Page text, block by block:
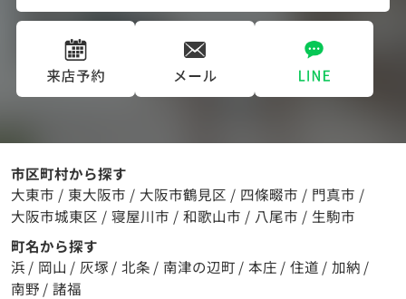
市区町村から探す
大東市 / 東大阪市 / 大阪市鶴見区 / 四條畷市 / 門真市 /
大阪市城東区 / 寝屋川市 / 和歌山市 / 八尾市 / 生駒市
町名から探す
浜 / 岡山 / 灰塚 / 北条 / 南津の辺町 / 本庄 / 住道 / 加納 /
南野 / 諸福